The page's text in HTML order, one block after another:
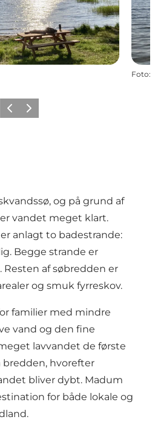
Foto:
Forrige billede
Næste billede
og på grund af
vandet meget klart.
anlagt to badestrande:
Begge strande er
af søbredden er
og smuk fyrreskov.
familier med mindre
vand og den fine
lavvandet de første
hvorefter
bliver dybt. Madum
for både lokale og